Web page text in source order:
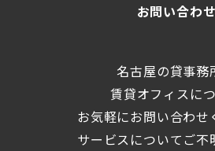
お問い合わせ
名古屋の貸事務
賃貸オフィスに
お気軽にお問い合わせ
サービスについてご不